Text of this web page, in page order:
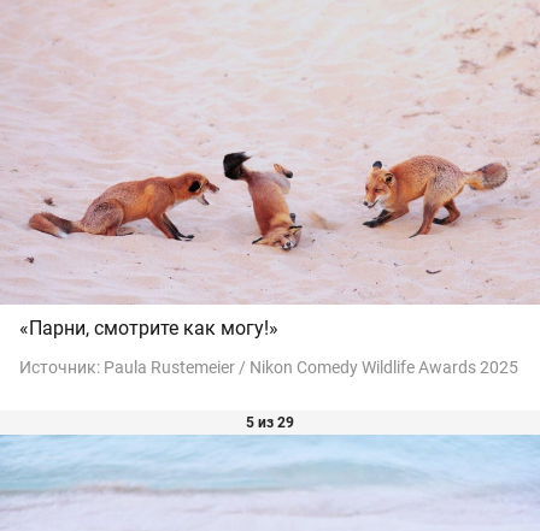
«Парни, смотрите как могу!»
Источник: Paula Rustemeier / Nikon Comedy Wildlife Awards 2025
5 из 29